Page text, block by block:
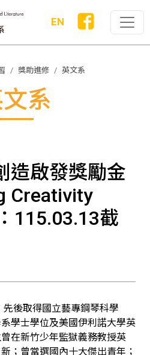
EN
獎助進修 英文系
系
造啟發獎勵金
Creativity
115.03.13截
後取得國立藝專鋼琴科學
學士學位及美國伊利諾大學英
在新竹少年監獄義務教授英
；曾當選國內十大傑出青年；